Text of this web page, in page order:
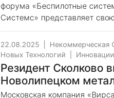
форума «Беспилотные
Системс» представляет
22.08.2025
Некоммерческая
Новых Технологий
Инновации
Резидент Сколково
Новолипецком
Московская компания